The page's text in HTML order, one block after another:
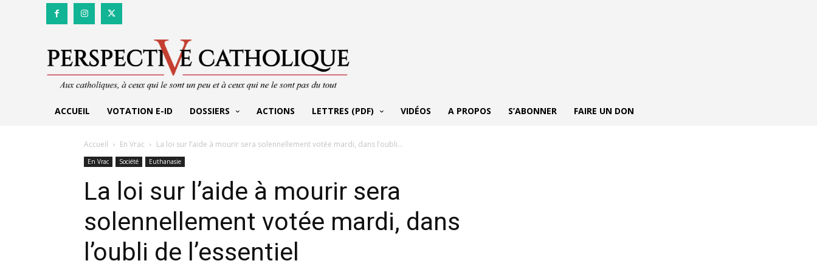
ACCUEIL VOTATION E-ID DOSSIERS ACTIONS LETTRES (PDF) VIDÉOS A PROPOS S’ABONNER FAIRE UN DON
Accueil En Vrac La loi sur l’aide à mourir sera solennellement votée mardi, dans l’oubli...
En Vrac Société Euthanasie
La loi sur l’aide à mourir sera
solennellement votée mardi, dans
l’oubli de l’essentiel